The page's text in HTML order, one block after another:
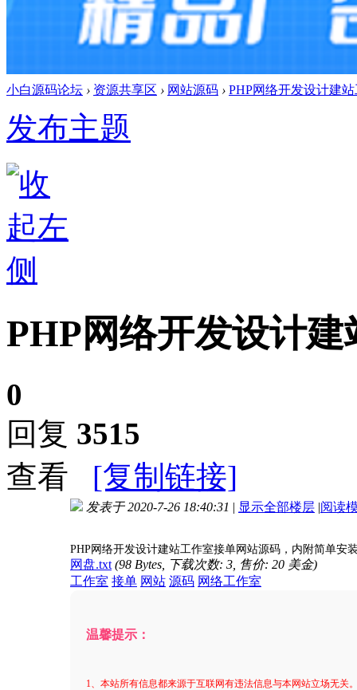
小白源码论坛 › 资源共享区 › 网站源码 › PHP网络开发设计建
发布主题
PHP网络开发设计
0
回复 3515
查看
[复制链接]
发表于 2020-7-26 18:40:31 | 显示全部楼层 |阅读
PHP网络开发设计建站工作室接单网站源码，内附简单安
网盘.txt (98 Bytes, 下载次数: 3, 售价: 20 美金)
工作室 接单 网站 源码 网络工作室
温馨提示：
1、本站所有信息都来源于互联网有违法信息与本网站立场无关